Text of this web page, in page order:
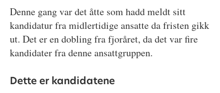
Denne gang var det åtte som hadd meldt sitt
kandidatur fra midlertidige ansatte da fristen gikk
ut. Det er en dobling fra fjoråret, da det var fire
kandidater fra denne ansattgruppen.
Dette er kandidatene